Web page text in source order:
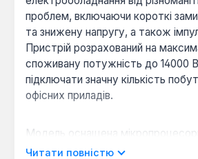
проблем, включаючи короткі
та знижену напругу, а також
Пристрій розрахований на
споживану потужність до 14000
підключати значну кількість
офісних приладів.
Модель оснащена
що гарантує точність та швидкість
Читати повністю